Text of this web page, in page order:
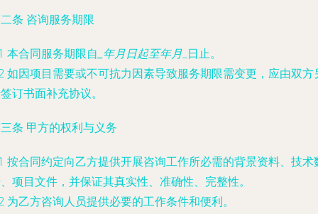
条 咨询服务期限
本合同服务期限自 _年月日起至年月 _日止。
如因项目需要或不可抗力因素导致服务期限需变更，应由双方
订书面补充协议。
条 甲方的权利与义务
按合同约定向乙方提供开展咨询工作所必需的背景资料、技术
项目文件，并保证其真实性、准确性、完整性。
为乙方咨询人员提供必要的工作条件和便利。